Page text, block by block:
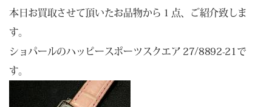
本日お買取させて頂いたお品物から１点、ご紹介致しま
す。
ショパールのハッピースポーツスクエア 27/8892-21で
す。